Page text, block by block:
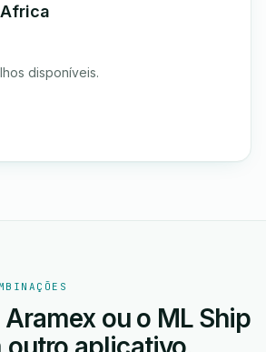
disponíveis.
ou o ML Ship